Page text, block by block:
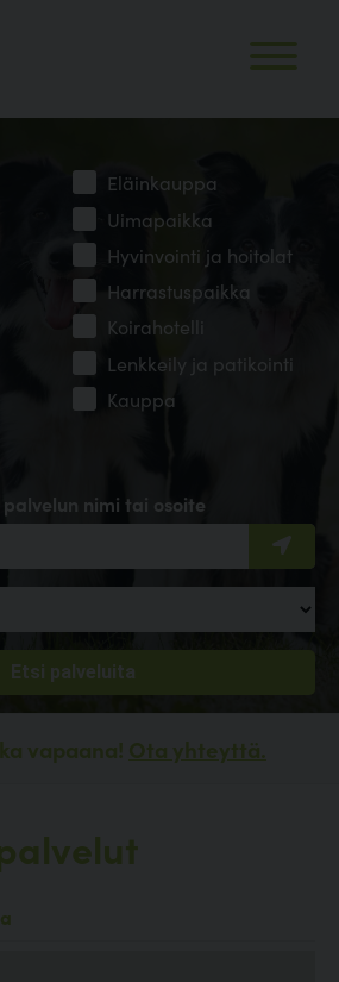
nimi tai osoite
Eläinkauppa
Uimapaikka
Hyvinvointi ja hoitolat
Harrastuspaikka
Koirahotelli
Lenkkeily ja patikointi
Kauppa
vapaana! Ota yhteyttä.